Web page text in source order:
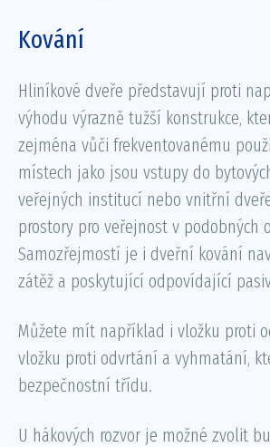
Kování
Hliníkové dveře představují proti
výhodu výrazně tužší konstrukce,
zejména vůči frekventovanému
místech jako jsou vstupy do
veřejných institucí nebo vnitřní
prostory pro veřejnost v podobných
Samozřejmostí je i dveřní kování
zátěž a poskytující odpovídající
Můžete mít například i vložku proti
vložku proti odvrtání a vyhmatání,
bezpečnostní třídu.
U hákových rozvor je možné zvolit